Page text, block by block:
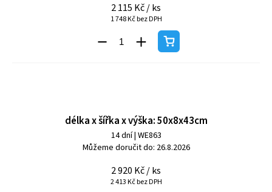
2 115 Kč/ ks
1 748 Kč bez DPH
délka x šířka x výška: 50x8x43cm
14 dní| WE863
Můžeme doručit do: 26.8.2026
2 920 Kč/ ks
2 413 Kč bez DPH